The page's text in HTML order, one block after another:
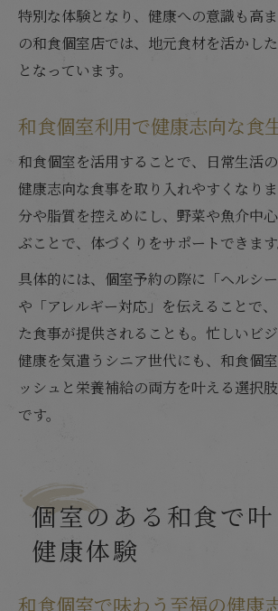
特別な体験となり、健康への意識も高
の和食個室店では、地元食材を活かし
となっています。
和食個室利用で健康志向な食
和食個室を活用することで、日常生活
健康志向な食事を取り入れやすくなり
分や脂質を控えめにし、野菜や魚介中
ぶことで、体づくりをサポートできます
具体的には、個室予約の際に「ヘルシー
や「アレルギー対応」を伝えることで
た食事が提供されることも。忙しいビ
健康を気遣うシニア世代にも、和食個
ッシュと栄養補給の両方を叶える選択
です。
個室のある和食で
健康体験
和食個室で味わう至福の健康